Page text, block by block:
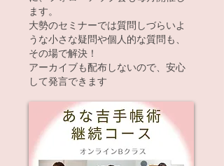
ます。
大勢のセミナーでは質問しづらいよ
うな小さな疑問や個人的な質問も、
その場で解決！
アーカイブも配布しないので、安心
して発言できます